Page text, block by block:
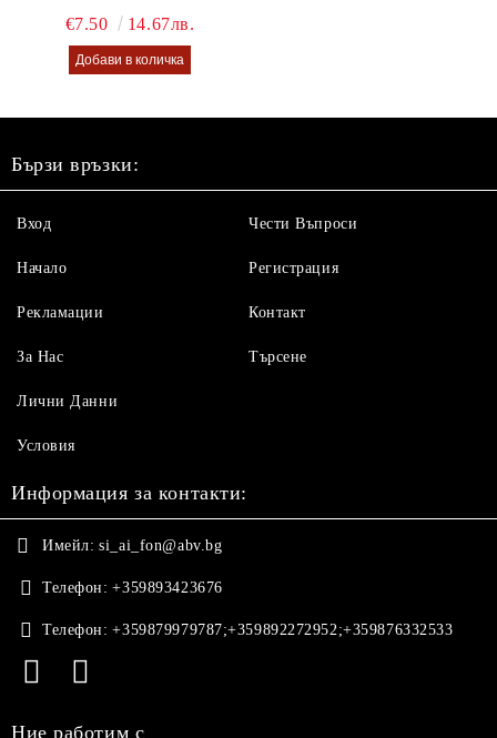
GLUE GLASS
€7.50 14.67лв.
Бързи връзки:
Вход
Начало
Рекламации
За Нас
Чести Въпроси
Регистрация
Контакт
Търсене
Лични Данни
Условия
Информация за контакти:
Имейл: si_ai_fon@abv.bg
Телефон: +359893423676
Телефон: +359879979787;+359892272952;+359876332533
Ние работим с